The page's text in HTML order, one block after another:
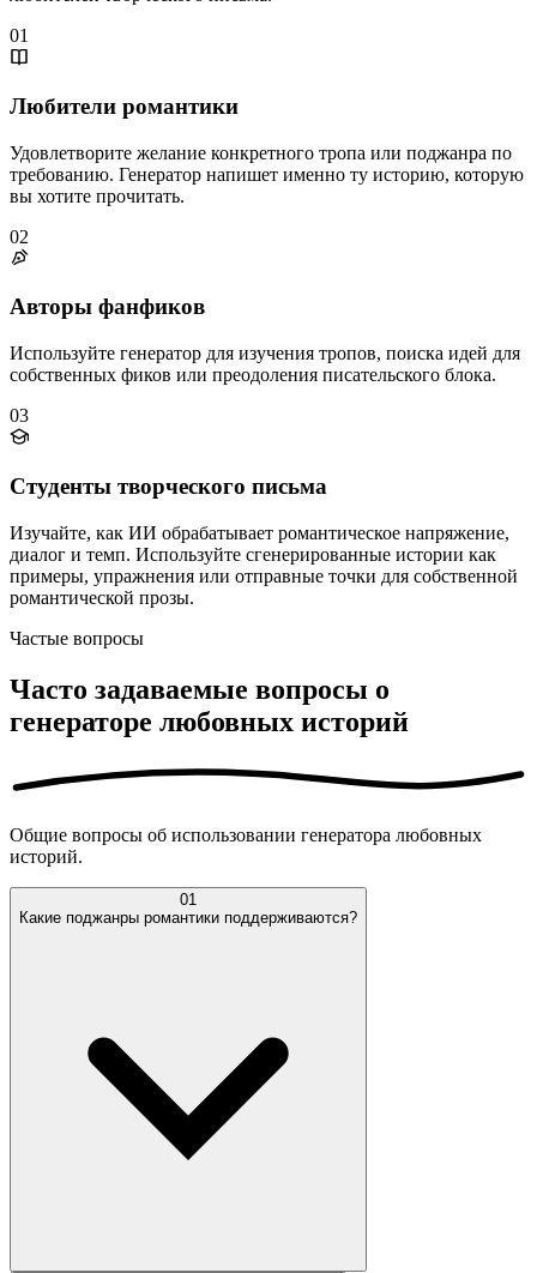
01
Любители романтики
Удовлетворите желание конкретного тропа или поджанра по
требованию. Генератор напишет именно ту историю, которую
вы хотите прочитать.
02
Авторы фанфиков
Используйте генератор для изучения тропов, поиска идей для
собственных фиков или преодоления писательского блока.
03
Студенты творческого письма
Изучайте, как ИИ обрабатывает романтическое напряжение,
диалог и темп. Используйте сгенерированные истории как
примеры, упражнения или отправные точки для собственной
романтической прозы.
Частые вопросы
Часто задаваемые вопросы о
генераторе любовных историй
Общие вопросы об использовании генератора любовных
историй.
01
Какие поджанры романтики поддерживаются?